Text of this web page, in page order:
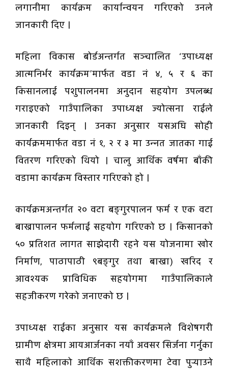
लगानीमा कार्यक्रम कार्यान्वयन गरिएको उनले
जानकारी दिए ।
महिला विकास बोर्डअन्तर्गत सञ्चालित ‘उपाध्यक्ष
आत्मनिर्भर कार्यक्रम’मार्फत वडा नं ४, ५ र ६ का
किसानलाई पशुपालनमा अनुदान सहयोग उपलब्ध
गराइएको गाउँपालिका उपाध्यक्ष ज्योत्सना राईले
जानकारी दिइन् । उनका अनुसार यसअघि सोही
कार्यक्रममार्फत वडा नं १, २ र ३ मा उन्नत जातका गाई
वितरण गरिएको थियो । चालु आर्थिक वर्षमा बाँकी
वडामा कार्यक्रम विस्तार गरिएको हो ।
कार्यक्रमअन्तर्गत २० वटा बङ्गुरपालन फर्म र एक वटा
बाख्रापालन फर्मलाई सहयोग गरिएको छ । किसानको
५० प्रतिशत लागत साझेदारी रहने यस योजनामा खोर
निर्माण, पाठापाठी ९बङ्गुर तथा बाख्रा) खरिद र
आवश्यक प्राविधिक सहयोगमा गाउँपालिकाले
सहजीकरण गरेको जनाएको छ ।
उपाध्यक्ष राईका अनुसार यस कार्यक्रमले विशेषगरी
ग्रामीण क्षेत्रमा आयआर्जनका नयाँ अवसर सिर्जना गर्नुका
साथै महिलाको आर्थिक सशक्तीकरणमा टेवा पुर्‍याउने